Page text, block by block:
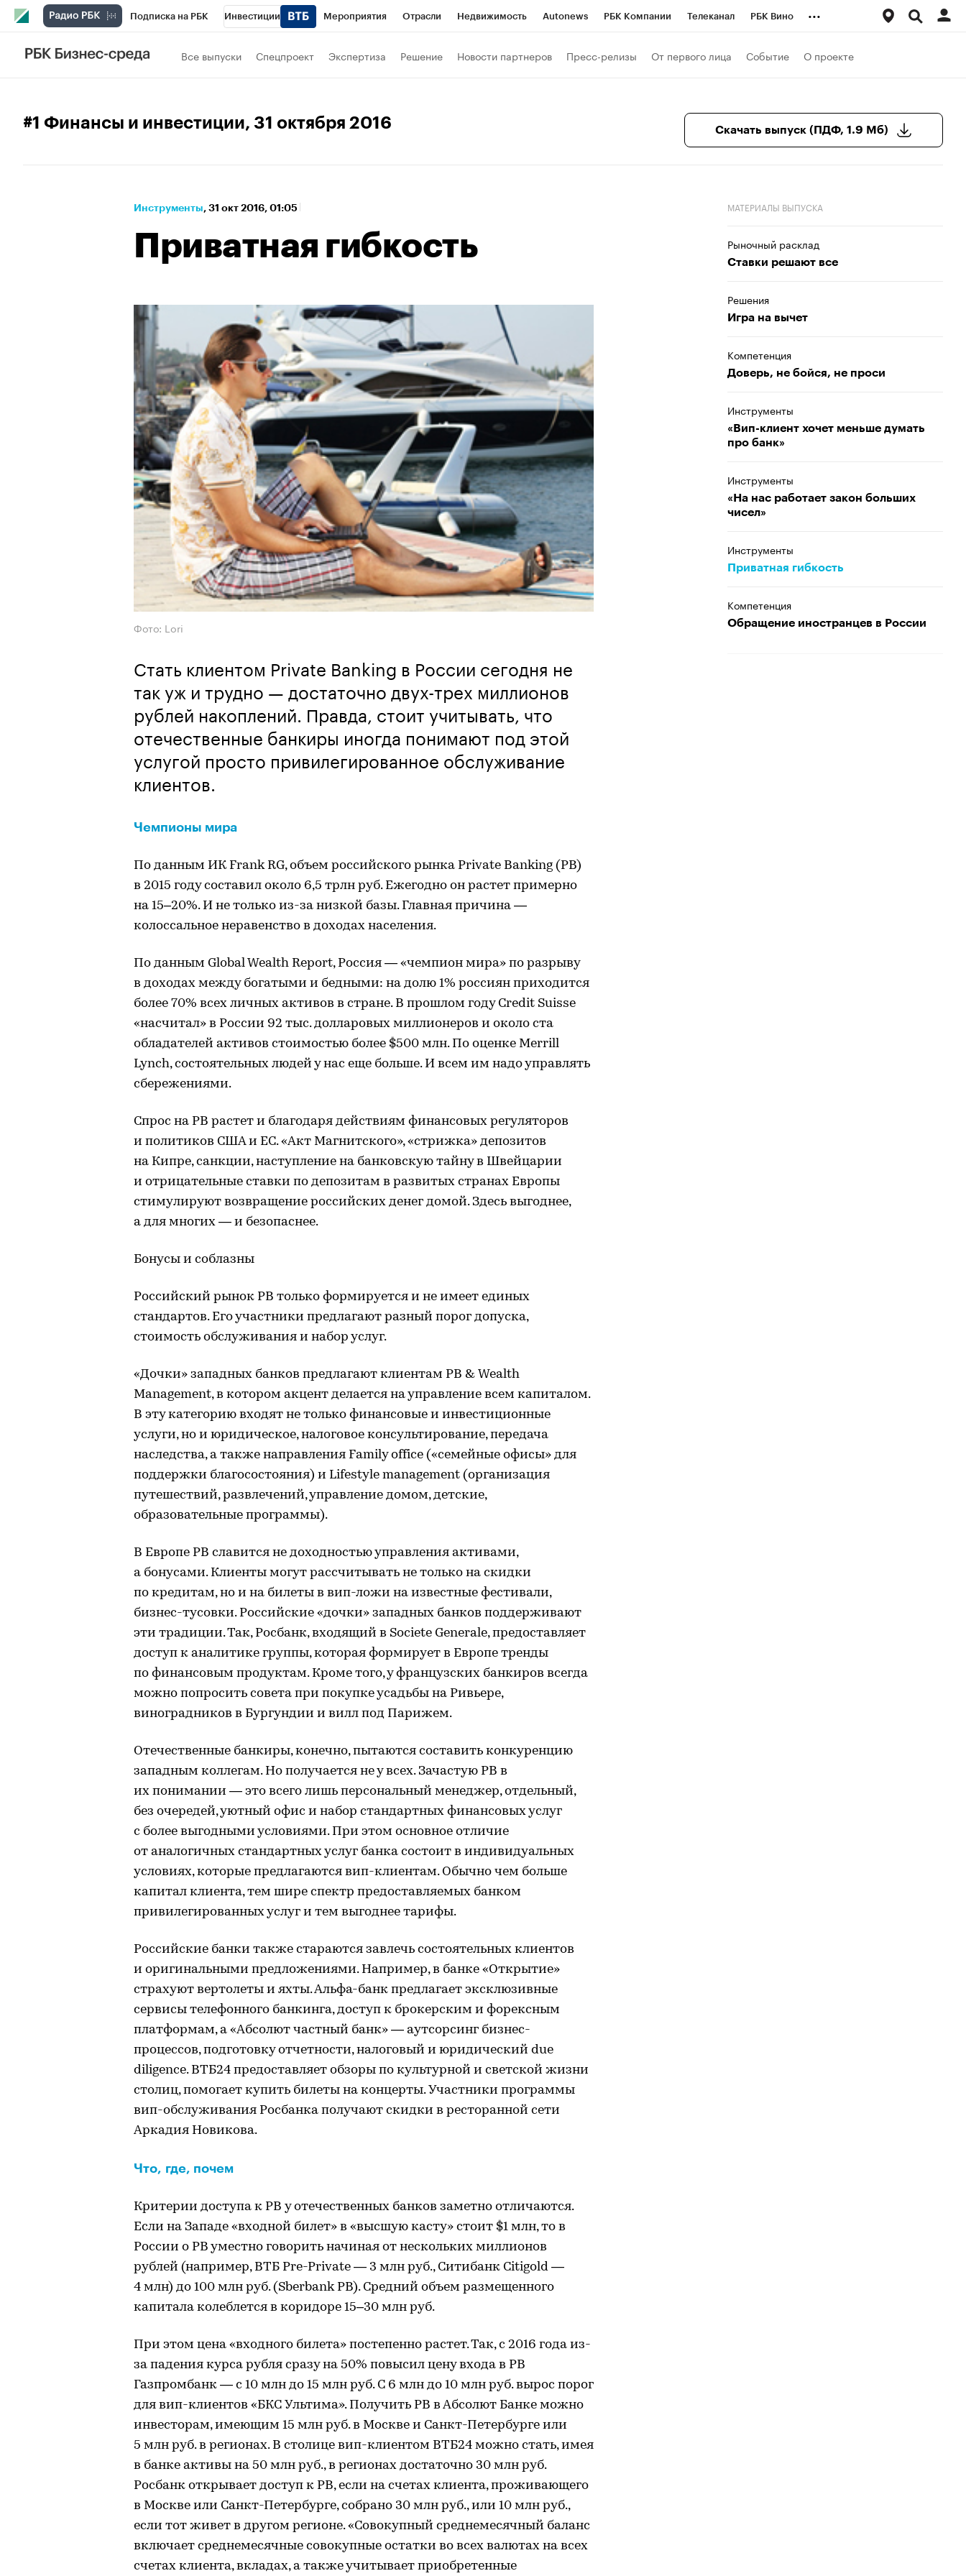
Подписка на РБК Инвестиции Мероприятия Отрасли Недвижимость Autonews РБК Компании Телеканал РБК Вино
Спорт
Бизнес
...
Все выпуски Спецпроект Экспертиза Решение Новости партнеров Пресс-релизы От первого лица Событие О проекте
#1 Финансы и инвестиции, 31 октября 2016 Скачать выпуск (ПДФ, 1.9 Мб)
Инструменты⁠, 31 окт 2016, 01:05
Приватная гибкость
Фото: Lori
Стать клиентом Private Banking в России сегодня не
так уж и трудно — достаточно двух-трех миллионов
рублей накоплений. Правда, стоит учитывать, что
отечественные банкиры иногда понимают под этой
услугой просто привилегированное обслуживание
клиентов.
Чемпионы мира
По данным ИК Frank RG, объем российского рынка Рrivate Вanking (PB)
в 2015 году составил около 6,5 трлн руб. Ежегодно он растет примерно
на 15–20%. И не только из-за низкой базы. Главная причина —
колоссальное неравенство в доходах населения.
По данным Global Wealth Report, Россия — «чемпион мира» по разрыву
в доходах между богатыми и бедными: на долю 1% россиян приходится
более 70% всех личных активов в стране. В прошлом году Credit Suisse
«насчитал» в России 92 тыс. долларовых миллионеров и около ста
обладателей активов стоимостью более $500 млн. По оценке Merrill
Lynch, состоятельных людей у нас еще больше. И всем им надо управлять
сбережениями.
Спрос на РВ растет и благодаря действиям финансовых регуляторов
и политиков США и ЕС. «Акт Магнитского», «стрижка» депозитов
на Кипре, санкции, наступление на банковскую тайну в Швейцарии
и отрицательные ставки по депозитам в развитых странах Европы
стимулируют возвращение российских денег домой. Здесь выгоднее,
а для многих — и безопаснее.
Бонусы и соблазны
Российский рынок PВ только формируется и не имеет единых
стандартов. Его участники предлагают разный порог допуска,
стоимость обслуживания и набор услуг.
«Дочки» западных банков предлагают клиентам РВ & Wealth
Management, в котором акцент делается на управление всем капиталом.
В эту категорию входят не только финансовые и инвестиционные
услуги, но и юридическое, налоговое консультирование, передача
наследства, а также направления Family office («семейные офисы» для
поддержки благосостояния) и Lifestyle management (организация
путешествий, развлечений, управление домом, детские,
образовательные программы).
В Европе РВ славится не доходностью управления активами,
а бонусами. Клиенты могут рассчитывать не только на скидки
по кредитам, но и на билеты в вип-ложи на известные фестивали,
бизнес-тусовки. Российские «дочки» западных банков поддерживают
эти традиции. Так, Росбанк, входящий в Societe Generale, предоставляет
доступ к аналитике группы, которая формирует в Европе тренды
по финансовым продуктам. Кроме того, у французских банкиров всегда
можно попросить совета при покупке усадьбы на Ривьере,
виноградников в Бургундии и вилл под Парижем.
Отечественные банкиры, конечно, пытаются составить конкуренцию
западным коллегам. Но получается не у всех. Зачастую РВ в
их понимании — это всего лишь персональный менеджер, отдельный,
без очередей, уютный офис и набор стандартных финансовых услуг
с более выгодными условиями. При этом основное отличие
от аналогичных стандартных услуг банка состоит в индивидуальных
условиях, которые предлагаются вип-клиентам. Обычно чем больше
капитал клиента, тем шире спектр предоставляемых банком
привилегированных услуг и тем выгоднее тарифы.
Российские банки также стараются завлечь состоятельных клиентов
и оригинальными предложениями. Например, в банке «Открытие»
страхуют вертолеты и яхты. Альфа-банк предлагает эксклюзивные
сервисы телефонного банкинга, доступ к брокерским и форексным
платформам, а «Абсолют частный банк» — аутсорсинг бизнес-
процессов, подготовку отчетности, налоговый и юридический due
diligence. ВТБ24 предоставляет обзоры по культурной и светской жизни
столиц, помогает купить билеты на концерты. Участники программы
вип-обслуживания Росбанка получают скидки в ресторанной сети
Аркадия Новикова.
Что, где, почем
Критерии доступа к PB у отечественных банков заметно отличаются.
Если на Западе «входной билет» в «высшую касту» стоит $1 млн, то в
России о РВ уместно говорить начиная от нескольких миллионов
рублей (например, ВТБ Pre-Private — 3 млн руб., Ситибанк Citigold —
4 млн) до 100 млн руб. (Sberbank РВ). Средний объем размещенного
капитала колеблется в коридоре 15–30 млн руб.
При этом цена «входного билета» постепенно растет. Так, с 2016 года из-
за падения курса рубля сразу на 50% повысил цену входа в РВ
Газпромбанк — с 10 млн до 15 млн руб. С 6 млн до 10 млн руб. вырос порог
для вип-клиентов «БКС Ультима». Получить РВ в Абсолют Банке можно
инвесторам, имеющим 15 млн руб. в Москве и Санкт-Петербурге или
5 млн руб. в регионах. В столице вип-клиентом ВТБ24 можно стать, имея
в банке активы на 50 млн руб., в регионах достаточно 30 млн руб.
Росбанк открывает доступ к РВ, если на счетах клиента, проживающего
в Москве или Санкт-Петербурге, собрано 30 млн руб., или 10 млн руб.,
если тот живет в другом регионе. «Совокупный среднемесячный баланс
включает среднемесячные совокупные остатки во всех валютах на всех
счетах клиента, вкладах, а также учитывает приобретенные
МАТЕРИАЛЫ ВЫПУСКА
Рыночный расклад
Ставки решают все
Решения
Игра на вычет
Компетенция
Доверь, не бойся, не проси
Инструменты
«Вип-клиент хочет меньше думать
про банк»
Инструменты
«На нас работает закон больших
чисел»
Инструменты
Приватная гибкость
Компетенция
Обращение иностранцев в России